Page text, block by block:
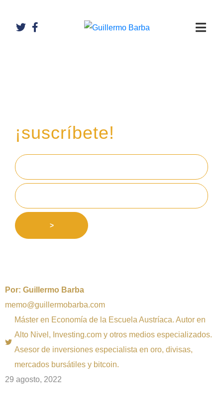
¡suscríbete!
>
Por: Guillermo Barba
memo@guillermobarba.com
Máster en Economía de la Escuela Austríaca. Autor en
Alto Nivel, Investing.com y otros medios especializados.
Asesor de inversiones especialista en oro, divisas,
mercados bursátiles y bitcoin.
29 agosto, 2022